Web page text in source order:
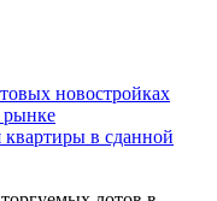
новостройках
рынке
в сданной